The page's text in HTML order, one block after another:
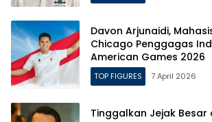
Davon Arjunaidi,
Chicago Penggagas
American Games 2026
TOP FIGURES 7 April 2026
Tinggalkan Jejak Besar